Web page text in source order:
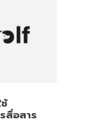
สื่อสาร